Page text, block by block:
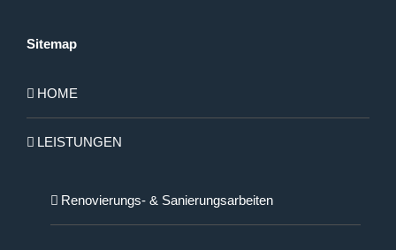
Sitemap
HOME
LEISTUNGEN
Renovierungs- & Sanierungsarbeiten